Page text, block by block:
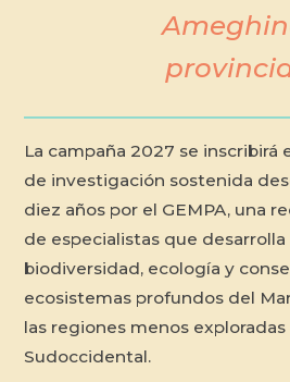
La campaña 2027 se inscribirá
de investigación sostenida
diez años por el GEMPA, una
de especialistas que
biodiversidad, ecología y
ecosistemas profundos del
las regiones menos
Sudoccidental.